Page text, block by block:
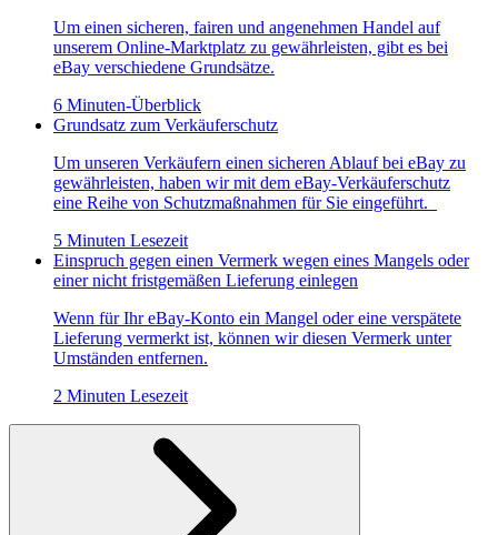
Um einen sicheren, fairen und angenehmen Handel auf
unserem Online-Marktplatz zu gewährleisten, gibt es bei
eBay verschiedene Grundsätze.
6 Minuten-Überblick
Grundsatz zum Verkäuferschutz
Um unseren Verkäufern einen sicheren Ablauf bei eBay zu
gewährleisten, haben wir mit dem eBay-Verkäuferschutz
eine Reihe von Schutzmaßnahmen für Sie eingeführt.
5 Minuten Lesezeit
Einspruch gegen einen Vermerk wegen eines Mangels oder
einer nicht fristgemäßen Lieferung einlegen
Wenn für Ihr eBay-Konto ein Mangel oder eine verspätete
Lieferung vermerkt ist, können wir diesen Vermerk unter
Umständen entfernen.
2 Minuten Lesezeit